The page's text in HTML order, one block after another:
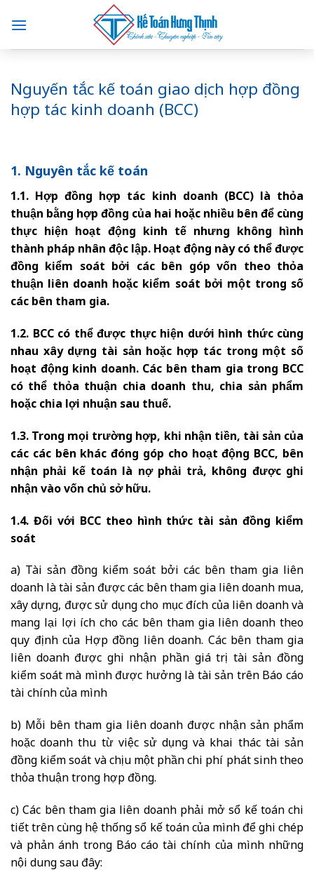
content
Nguyến tắc kế toán giao dịch hợp đồng
hợp tác kinh doanh (BCC)
1. Nguyên tắc kế toán
1.1. Hợp đồng hợp tác kinh doanh (BCC) là thỏa
thuận bằng hợp đồng của hai hoặc nhiều bên để cùng
thực hiện hoạt động kinh tế nhưng không hình
thành pháp nhân độc lập. Hoạt động này có thể được
đồng kiểm soát bởi các bên góp vốn theo thỏa
thuận liên doanh hoặc kiểm soát bởi một trong số
các bên tham gia.
1.2. BCC có thể được thực hiện dưới hình thức cùng
nhau xây dựng tài sản hoặc hợp tác trong một số
hoạt động kinh doanh. Các bên tham gia trong BCC
có thể thỏa thuận chia doanh thu, chia sản phẩm
hoặc chia lợi nhuận sau thuế.
1.3. Trong mọi trường hợp, khi nhận tiền, tài sản của
các các bên khác đóng góp cho hoạt động BCC, bên
nhận phải kế toán là nợ phải trả, không được ghi
nhận vào vốn chủ sở hữu.
1.4. Đối với BCC theo hình thức tài sản đồng kiểm
soát
a) Tài sản đồng kiểm soát bởi các bên tham gia liên
doanh là tài sản được các bên tham gia liên doanh mua,
xây dựng, được sử dụng cho mục đích của liên doanh và
mang lại lợi ích cho các bên tham gia liên doanh theo
quy định của Hợp đồng liên doanh. Các bên tham gia
liên doanh được ghi nhận phần giá trị tài sản đồng
kiểm soát mà mình được hưởng là tài sản trên Báo cáo
tài chính của mình
b) Mỗi bên tham gia liên doanh được nhận sản phẩm
hoặc doanh thu từ việc sử dụng và khai thác tài sản
đồng kiểm soát và chịu một phần chi phí phát sinh theo
thỏa thuận trong hợp đồng.
c) Các bên tham gia liên doanh phải mở sổ kế toán chi
tiết trên cùng hệ thống sổ kế toán của mình để ghi chép
và phản ánh trong Báo cáo tài chính của mình những
nội dung sau đây: